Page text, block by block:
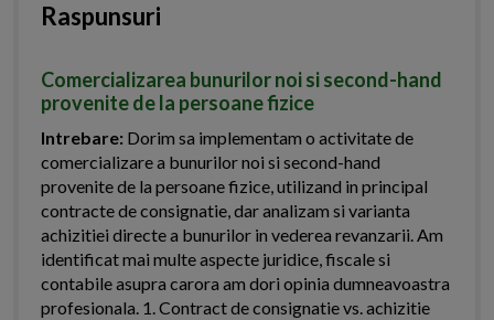
Raspunsuri
Comercializarea bunurilor noi si second-hand
provenite de la persoane fizice
Intrebare: Dorim sa implementam o activitate de
comercializare a bunurilor noi si second-hand
provenite de la persoane fizice, utilizand in principal
contracte de consignatie, dar analizam si varianta
achizitiei directe a bunurilor in vederea revanzarii. Am
identificat mai multe aspecte juridice, fiscale si
contabile asupra carora am dori opinia dumneavoastra
profesionala. 1. Contract de consignatie vs. achizitie